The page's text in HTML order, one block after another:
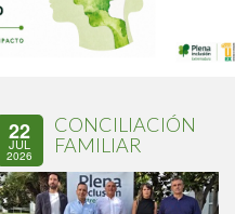
22
JUL
2026
CONCILIACIÓN
FAMILIAR